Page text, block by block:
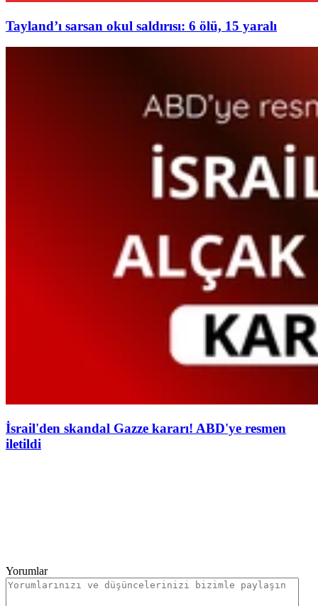
Tayland’ı sarsan okul saldırısı: 6 ölü, 15 yaralı
İsrail'den skandal Gazze kararı! ABD'ye resmen
iletildi
Yorumlar